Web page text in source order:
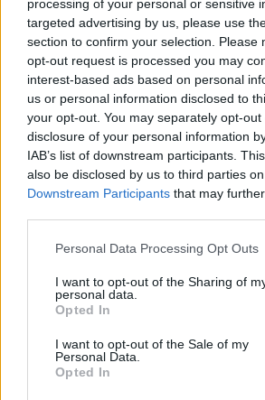
processing of your personal or sensitive
targeted advertising by us, please use
section to confirm your selection. Please
opt-out request is processed you may
interest-based ads based on personal
us or personal information disclosed to
your opt-out. You may separately opt-
disclosure of your personal information
IAB’s list of downstream participants.
also be disclosed by us to third parties
Downstream Participants that may
Personal Data Processing Opt Outs
I want to opt-out of the Sharing of
personal data.
Opted In
I want to opt-out of the Sale of my
Personal Data.
Opted In
Pár éven belül
kellene
településeinket –
PODCAST
Novák Zsombor 2 perc